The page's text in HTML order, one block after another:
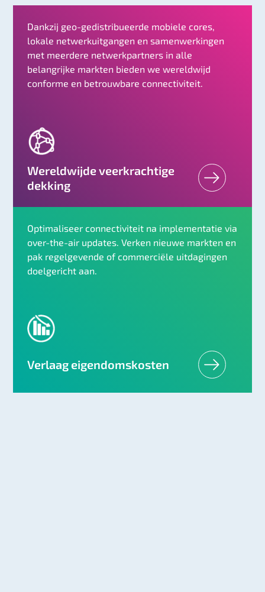
Dankzij geo-gedistribueerde mobiele cores,
lokale netwerkuitgangen en samenwerkingen
met meerdere netwerkpartners in alle
belangrijke markten bieden we wereldwijd
conforme en betrouwbare connectiviteit.
Wereldwijde veerkrachtige
dekking
Optimaliseer connectiviteit na implementatie via
over-the-air updates. Verken nieuwe markten en
pak regelgevende of commerciële uitdagingen
doelgericht aan.
Verlaag eigendomskosten